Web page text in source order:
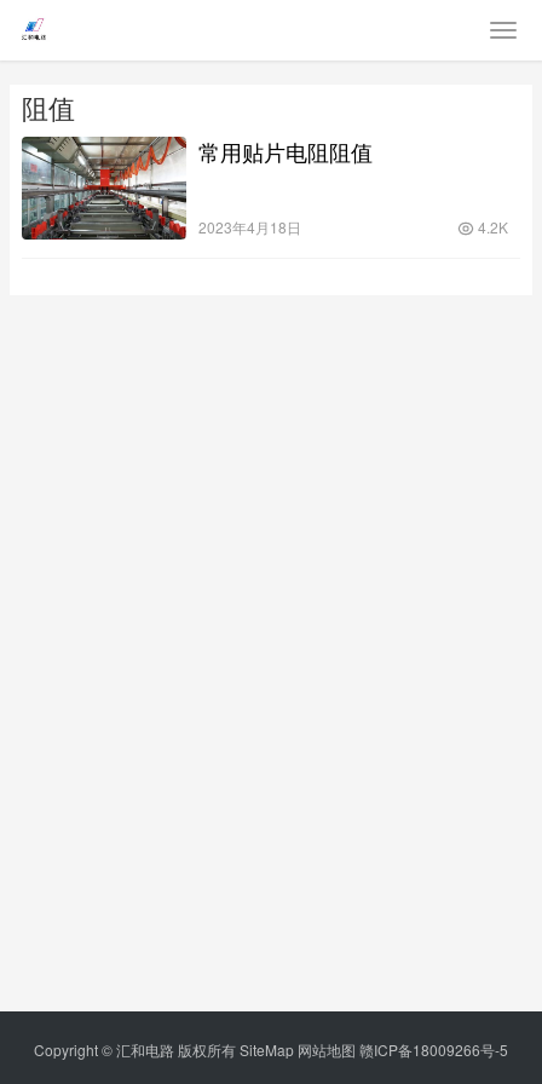
阻值
常用贴片电阻阻值
2023年4月18日 4.2K
Copyright © 汇和电路 版权所有SiteMap 网站地图 赣ICP备18009266号-5